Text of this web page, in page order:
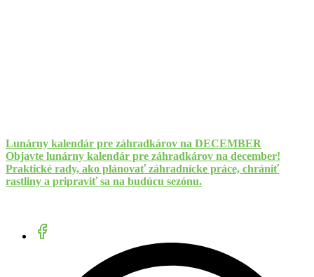
Lunárny kalendár pre záhradkárov na DECEMBER
Objavte lunárny kalendár pre záhradkárov na december!
Praktické rady, ako plánovať záhradnícke práce, chrániť
rastliny a pripraviť sa na budúcu sezónu.